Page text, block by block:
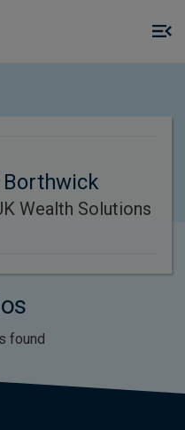
Borthwick
Wealth Solutions
found